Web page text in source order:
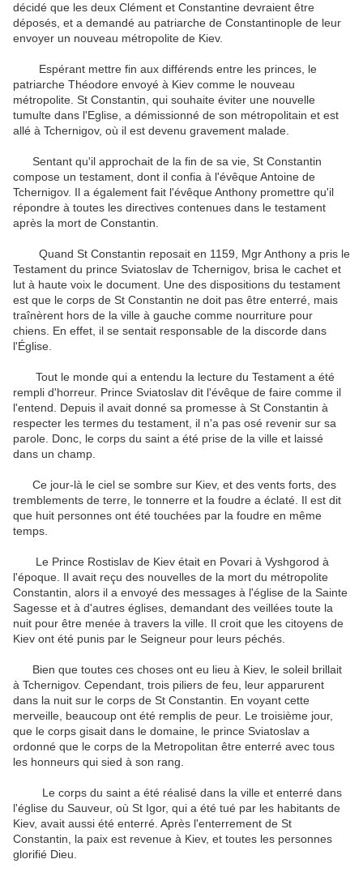
décidé que les deux Clément et Constantine devraient être
déposés, et a demandé au patriarche de Constantinople de leur
envoyer un nouveau métropolite de Kiev.
Espérant mettre fin aux différends entre les princes, le
patriarche Théodore envoyé à Kiev comme le nouveau
métropolite. St Constantin, qui souhaite éviter une nouvelle
tumulte dans l'Eglise, a démissionné de son métropolitain et est
allé à Tchernigov, où il est devenu gravement malade.
Sentant qu'il approchait de la fin de sa vie, St Constantin
compose un testament, dont il confia à l'évêque Antoine de
Tchernigov. Il a également fait l'évêque Anthony promettre qu'il
répondre à toutes les directives contenues dans le testament
après la mort de Constantin.
Quand St Constantin reposait en 1159, Mgr Anthony a pris le
Testament du prince Sviatoslav de Tchernigov, brisa le cachet et
lut à haute voix le document. Une des dispositions du testament
est que le corps de St Constantin ne doit pas être enterré, mais
traînèrent hors de la ville à gauche comme nourriture pour
chiens. En effet, il se sentait responsable de la discorde dans
l'Église.
Tout le monde qui a entendu la lecture du Testament a été
rempli d'horreur. Prince Sviatoslav dit l'évêque de faire comme il
l'entend. Depuis il avait donné sa promesse à St Constantin à
respecter les termes du testament, il n'a pas osé revenir sur sa
parole. Donc, le corps du saint a été prise de la ville et laissé
dans un champ.
Ce jour-là le ciel se sombre sur Kiev, et des vents forts, des
tremblements de terre, le tonnerre et la foudre a éclaté. Il est dit
que huit personnes ont été touchées par la foudre en même
temps.
Le Prince Rostislav de Kiev était en Povari à Vyshgorod à
l'époque. Il avait reçu des nouvelles de la mort du métropolite
Constantin, alors il a envoyé des messages à l'église de la Sainte
Sagesse et à d'autres églises, demandant des veillées toute la
nuit pour être menée à travers la ville. Il croit que les citoyens de
Kiev ont été punis par le Seigneur pour leurs péchés.
Bien que toutes ces choses ont eu lieu à Kiev, le soleil brillait
à Tchernigov. Cependant, trois piliers de feu, leur apparurent
dans la nuit sur le corps de St Constantin. En voyant cette
merveille, beaucoup ont été remplis de peur. Le troisième jour,
que le corps gisait dans le domaine, le prince Sviatoslav a
ordonné que le corps de la Metropolitan être enterré avec tous
les honneurs qui sied à son rang.
Le corps du saint a été réalisé dans la ville et enterré dans
l'église du Sauveur, où St Igor, qui a été tué par les habitants de
Kiev, avait aussi été enterré. Après l'enterrement de St
Constantin, la paix est revenue à Kiev, et toutes les personnes
glorifié Dieu.